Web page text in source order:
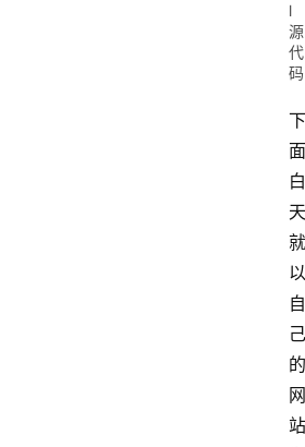
l
源
代
码
下
面
白
天
就
以
自
己
的
网
站